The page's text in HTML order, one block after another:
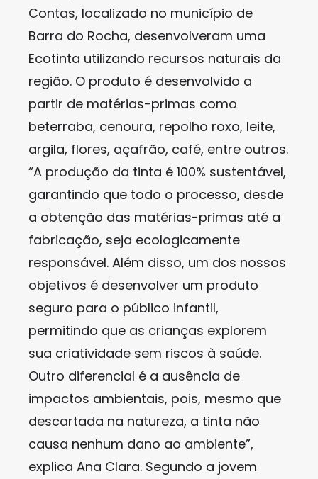
Contas, localizado no município de
Barra do Rocha, desenvolveram uma
Ecotinta utilizando recursos naturais da
região. O produto é desenvolvido a
partir de matérias-primas como
beterraba, cenoura, repolho roxo, leite,
argila, flores, açafrão, café, entre outros.
“A produção da tinta é 100% sustentável,
garantindo que todo o processo, desde
a obtenção das matérias-primas até a
fabricação, seja ecologicamente
responsável. Além disso, um dos nossos
objetivos é desenvolver um produto
seguro para o público infantil,
permitindo que as crianças explorem
sua criatividade sem riscos à saúde.
Outro diferencial é a ausência de
impactos ambientais, pois, mesmo que
descartada na natureza, a tinta não
causa nenhum dano ao ambiente”,
explica Ana Clara. Segundo a jovem